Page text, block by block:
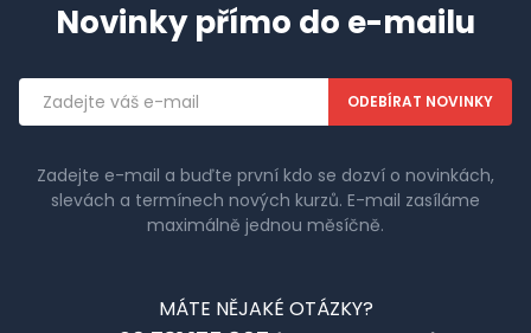
Novinky přímo do e-mailu
Emailová
adresa
Zadejte e-mail a buďte první kdo se dozví o novinkách,
slevách a termínech nových kurzů. E-mail zasíláme
maximálně jednou měsíčně.
MÁTE NĚJAKÉ OTÁZKY?